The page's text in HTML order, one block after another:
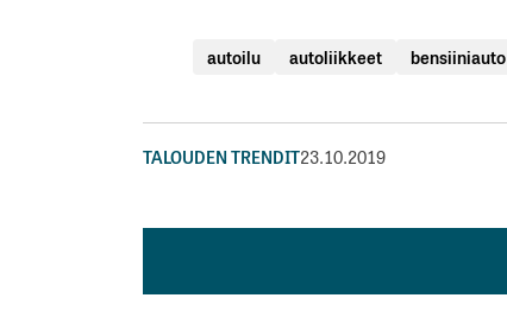
autoilu autoliikkeet bensiiniauto
TALOUDEN TRENDIT23.10.2019